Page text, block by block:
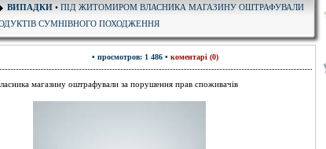
ВИПАДКИ • ПІД ЖИТОМИРОМ ВЛАСНИКА МАГАЗИНУ ОШТРАФУВАЛИ
СУМНІВНОГО ПОХОДЖЕННЯ
• просмотров: 1 486 • коментарі (0)
магазину оштрафували за порушення прав споживачів